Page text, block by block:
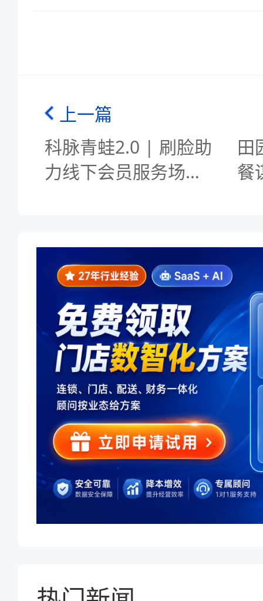
上一篇
科脉青蛙2.0 | 刷脸助
力线下会员服务场景
田
餐